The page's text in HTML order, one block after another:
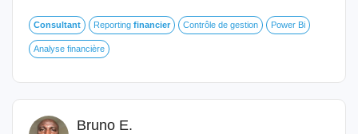
Consultant Reporting financier Contrôle de gestion Power Bi
Analyse financière
Bruno E.